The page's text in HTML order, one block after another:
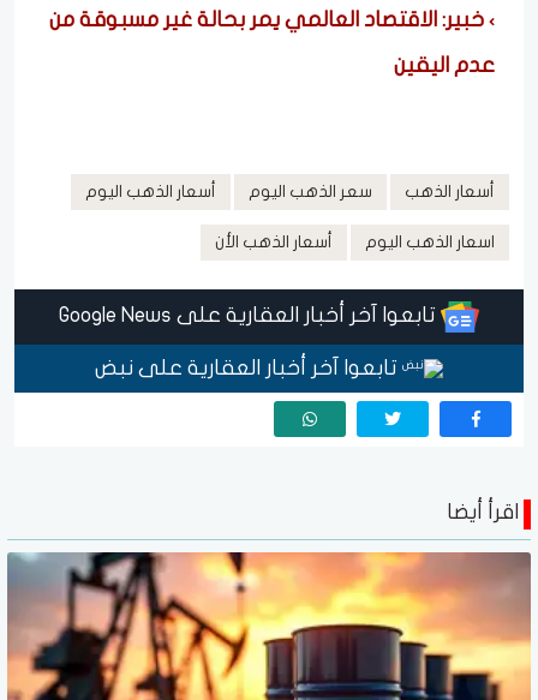
خبير: الاقتصاد العالمي يمر بحالة غير مسبوقة من
عدم اليقين
أسعار الذهب سعر الذهب اليوم أسعار الذهب اليوم
اسعار الذهب اليوم أسعار الذهب الأن
تابعوا آخر أخبار العقارية على Google News
تابعوا آخر أخبار العقارية على نبض
اقرأ أيضا